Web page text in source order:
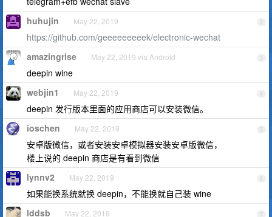
2
huhujin May 22, 2019
https://github.com/geeeeeeeeek/electronic-wechat
3
amazingrise May 22, 2019 via Android
deepin wine
4
webjin1 May 22, 2019
deepin 发行版本里面的应用商店可以安装微信。
5
ioschen May 22, 2019
安卓版微信，或者安装安卓模拟器安装安卓版微信，
楼上说的 deepin 商店是有看到微信
6
lynnv2 May 22, 2019
如果能换系统就换 deepin，不能换就自己装 wine
7
lddsb May 22, 2019